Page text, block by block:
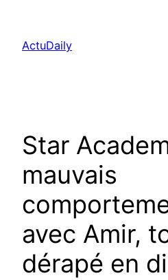
contenu
ActuDaily
Star
mauvais
avec Amir,
dérapé en